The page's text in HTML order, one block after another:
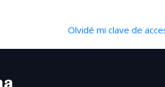
Olvidé mi clave de